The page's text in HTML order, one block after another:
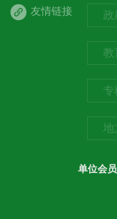
友情链接
单位会员